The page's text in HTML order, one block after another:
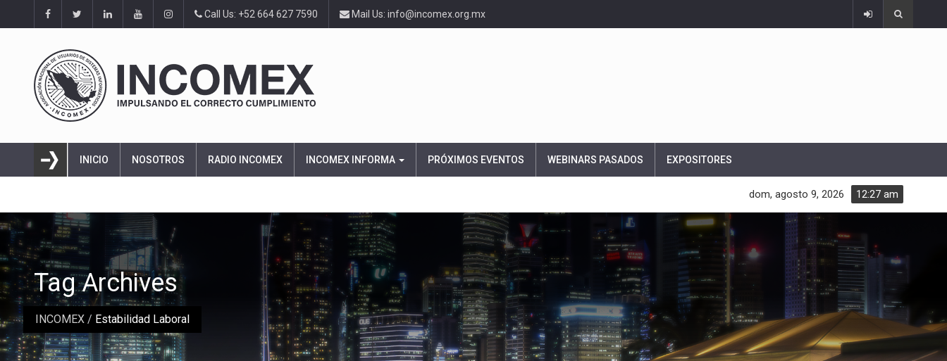
Call Us: +52 664 627 7590 Mail Us: info@incomex.org.mx
INICIO NOSOTROS RADIO INCOMEX INCOMEX INFORMA PRÓXIMOS EVENTOS WEBINARS PASADOS EXPOSITORES
12:27 am
dom, agosto 9, 2026
INCOMEX / Estabilidad Laboral
Tag Archives